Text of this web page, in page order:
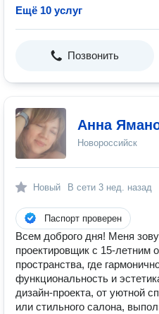
Ещё 10 услуг
Позвонить
Анна
Новороссийск
Новый В сети 3 нед. назад
Паспорт проверен
Всем доброго дня! Меня
проектировщик с 15-летним
пространства, где
функциональность и
дизайн-проекта, от уютной
или стильного салона,